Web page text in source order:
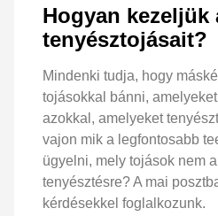
Hogyan kezeljük
tenyésztojásait?
Mindenki tudja, hogy
tojásokkal bánni,
azokkal, amelyeket
vajon mik a legfontosabb
ügyelni, mely tojások nem
tenyésztésre? A mai
kérdésekkel foglalkozunk.